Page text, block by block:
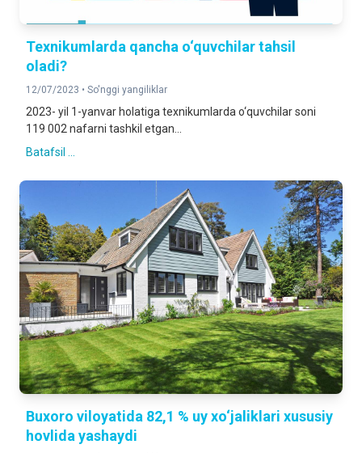
Texnikumlarda qancha o‘quvchilar tahsil
oladi?
12/07/2023 • So'nggi yangiliklar
2023- yil 1-yanvar holatiga texnikumlarda o‘quvchilar soni
119 002 nafarni tashkil etgan...
Batafsil ...
Buxoro viloyatida 82,1 % uy xo‘jaliklari xususiy
hovlida yashaydi